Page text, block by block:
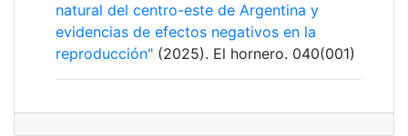
natural del centro-este de Argentina y
evidencias de efectos negativos en la
reproducción" (2025). El hornero. 040(001)